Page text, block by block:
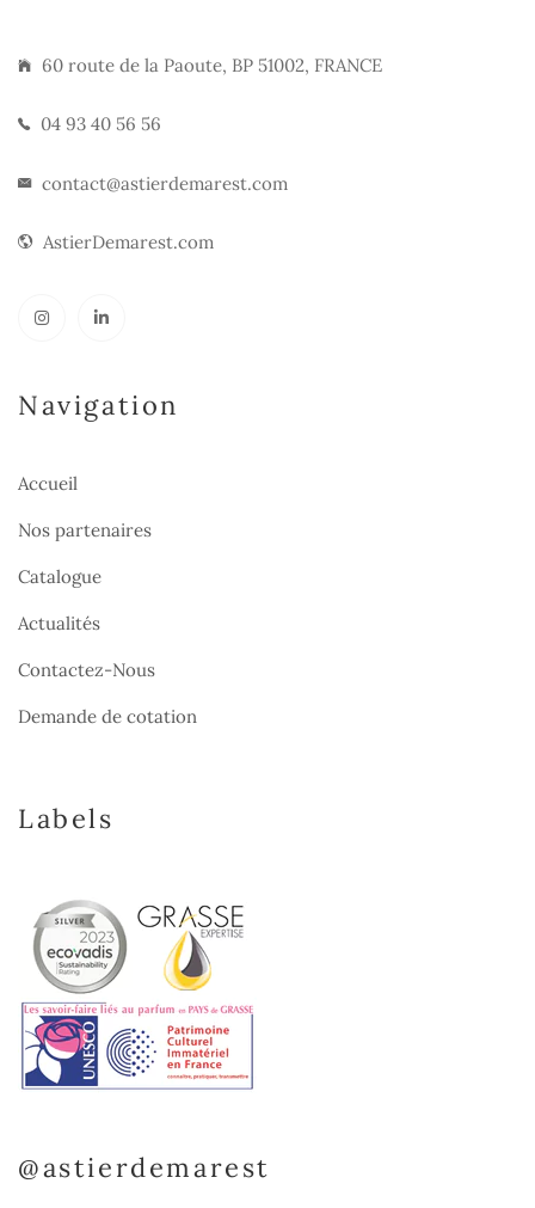
60 route de la Paoute, BP 51002, FRANCE
04 93 40 56 56
contact@astierdemarest.com
AstierDemarest.com
Navigation
Accueil
Nos partenaires
Catalogue
Actualités
Contactez-Nous
Demande de cotation
Labels
@astierdemarest